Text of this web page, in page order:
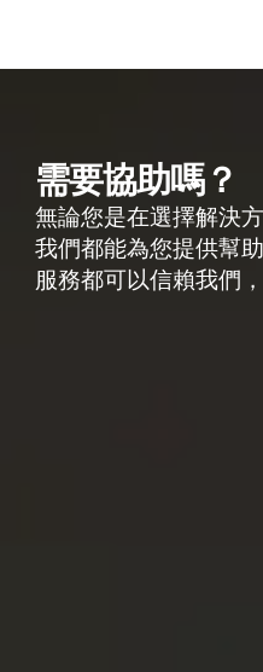
需要協助嗎？
無論您是在選擇解決
我們都能為您提供幫
服務都可以信賴我們